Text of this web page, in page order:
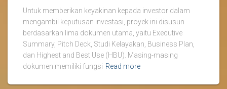
Untuk memberikan keyakinan kepada investor dalam
mengambil keputusan investasi, proyek ini disusun
berdasarkan lima dokumen utama, yaitu Executive
Summary, Pitch Deck, Studi Kelayakan, Business Plan,
dan Highest and Best Use (HBU). Masing-masing
dokumen memiliki fungsi Read more